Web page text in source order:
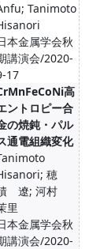
Tanimoto
本金属学会秋
講演会/2020-
17
高
ントロピー合
の焼鈍・パル
通電組織変化
穂
遼; 河村
里
本金属学会秋
講演会/2020-